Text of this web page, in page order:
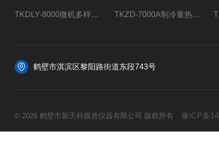
TKDLY-8000微机多样测硫仪自动定硫仪化验室硫含量测定 TKZD-7000A制冷量热仪自动升降热值仪煤质检测
鹤壁市淇滨区黎阳路街道东段743号
© 2026 鹤壁市新天科煤质仪器有限公司 版权所有 豫ICP备